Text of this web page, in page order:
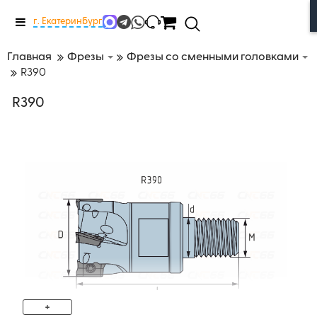
Меню
г. Екатеринбург
Главная Фрезы
Фрезы со сменными головками
R390
R390
+